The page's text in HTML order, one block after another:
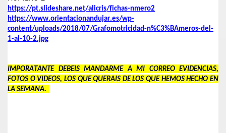
https://pt.slideshare.net/alicris/fichas-nmero2
https://www.orientacionandujar.es/wp-
content/uploads/2018/07/Grafomotricidad-n%C3%BAmeros-del-
1-al-10-2.jpg
IMPORATANTE DEBEIS MANDARME A MI CORREO EVIDENCIAS,
FOTOS O VIDEOS, LOS QUE QUERAIS DE LOS QUE HEMOS HECHO EN
LA SEMANA.